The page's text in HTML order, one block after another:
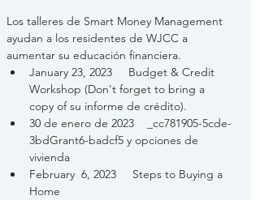
Los talleres de Smart Money Management
ayudan a los residentes de WJCC a
aumentar su educación financiera.
January 23, 2023     Budget & Credit
Workshop (Don't forget to bring a
copy of su informe de crédito).
30 de enero de 2023    _cc781905-5cde-
3bdGrant6-badcf5 y opciones de
vivienda
February  6, 2023     Steps to Buying a
Home